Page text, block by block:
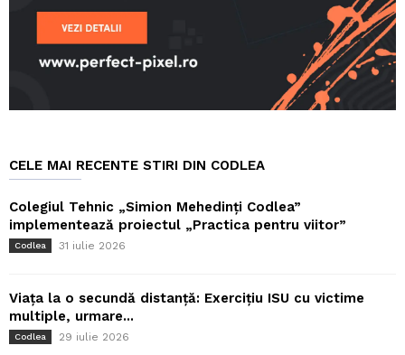
CELE MAI RECENTE STIRI DIN CODLEA
Colegiul Tehnic „Simion Mehedinți Codlea”
implementează proiectul „Practica pentru viitor”
Codlea 31 iulie 2026
Viața la o secundă distanță: Exercițiu ISU cu victime
multiple, urmare...
Codlea 29 iulie 2026